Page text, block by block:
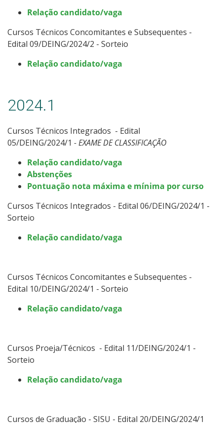
Relação candidato/vaga
Cursos Técnicos Concomitantes e Subsequentes -
Edital 09/DEING/2024/2 - Sorteio
Relação candidato/vaga
2024.1
Cursos Técnicos Integrados - Edital
05/DEING/2024/1 - EXAME DE CLASSIFICAÇÃO
Relação candidato/vaga
Abstenções
Pontuação nota máxima e mínima por curso
Cursos Técnicos Integrados - Edital 06/DEING/2024/1 -
Sorteio
Relação candidato/vaga
Cursos Técnicos Concomitantes e Subsequentes -
Edital 10/DEING/2024/1 - Sorteio
Relação candidato/vaga
Cursos Proeja/Técnicos - Edital 11/DEING/2024/1 -
Sorteio
Relação candidato/vaga
Cursos de Graduação - SISU - Edital 20/DEING/2024/1